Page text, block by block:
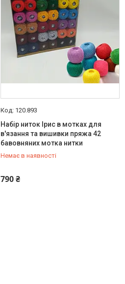
120.893
Набір ниток Ірис в мотках для
в'язання та вишивки пряжа 42
бавовняних мотка нитки
Немає в наявності
790 ₴
+380 (67) 647-30-00